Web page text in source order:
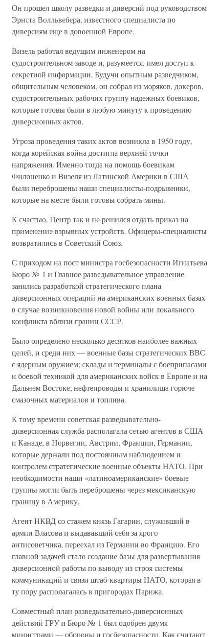
Он прошел школу разведки и диверсий под руководством
Эрнста Волльвебера, известного специалиста по
диверсиям еще в довоенной Европе.
Визель работал ведущим инженером на
судостроительном заводе и, разумеется, имел доступ к
секретной информации. Будучи опытным разведчиком,
общительным человеком, он собрал из моряков, докеров,
судостроительных рабочих группу надежных боевиков,
которые готовы были в любую минуту к проведению
диверсионных актов.
Угроза проведения таких актов возникла в 1950 году,
когда корейская война достигла верхней точки
напряжения. Именно тогда на помощь боевикам
Филоненко и Визеля из Латинской Америки в США
были переброшены наши специалисты-подрывники,
которые на месте были готовы собрать мины.
К счастью, Центр так и не решился отдать приказ на
применение взрывных устройств. Офицеры-специалисты
возвратились в Советский Союз.
С приходом на пост министра госбезопасности Игнатьева
Бюро № 1 и Главное разведывательное управление
занялись разработкой стратегического плана
диверсионных операций на американских военных базах
в случае возникновения новой войны или локального
конфликта вблизи границ СССР.
Было определено несколько десятков наиболее важных
целей, и среди них — военные базы стратегических ВВС
с ядерным оружием; склады и терминалы с боеприпасами
и боевой техникой для американских войск в Европе и на
Дальнем Востоке; нефтепроводы и хранилища горюче-
смазочных материалов и топлива.
К тому времени советская разведывательно-
диверсионная служба располагала сетью агентов в США
и Канаде, в Норвегии, Австрии, Франции, Германии,
которые держали под постоянным наблюдением и
контролем стратегические военные объекты НАТО. При
необходимости наши «латиноамериканские» боевые
группы могли быть переброшены через мексиканскую
границу в Америку.
Агент НКВД со стажем князь Гагарин, служивший в
армии Власова и выдававший себя за ярого
антисоветчика, переехал из Германии во Францию. Его
главной задачей стало создание базы для развертывания
диверсионной работы по выводу из строя системы
коммуникаций и связи штаб-квартиры НАТО, которая в
ту пору располагалась в пригородах Парижа.
Совместный план разведывательно-диверсионных
действий ГРУ и Бюро № 1 был одобрен двумя
министрами — обороны и госбезопасности. Как считают